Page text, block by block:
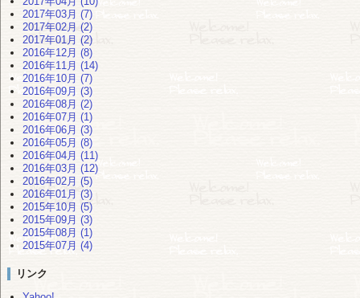
2017年03月 (7)
2017年02月 (2)
2017年01月 (2)
2016年12月 (8)
2016年11月 (14)
2016年10月 (7)
2016年09月 (3)
2016年08月 (2)
2016年07月 (1)
2016年06月 (3)
2016年05月 (8)
2016年04月 (11)
2016年03月 (12)
2016年02月 (5)
2016年01月 (3)
2015年10月 (5)
2015年09月 (3)
2015年08月 (1)
2015年07月 (4)
リンク